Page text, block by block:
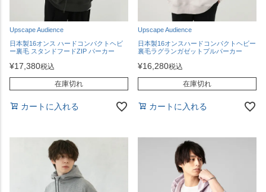
Upscape Audience
日本製16オンス ハードコンパクトヘビ
ー裏毛 スタンドフードZIP パーカー
¥17,380税込
在庫切れ
カートに入れる
Upscape Audience
日本製16オンスハードコンパクトヘビー
裏毛ラグランガゼットプルパーカー
¥16,280税込
在庫切れ
カートに入れる